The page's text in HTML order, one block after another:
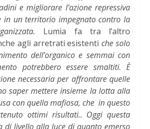
e migliorare l’azione repressiva
in un territorio impegnato contro la
Lumia fa tra l’altro
agli arretrati esistentiche solo
dell’organico e semmai con
potrebbero essere smaltiti. È
necessaria per affrontare quelle
saper mettere insieme la lotta alla
con quella mafiosa, che in questo
ottimi risultati.. Oggi questa
di livello alla luce di quanto emerso